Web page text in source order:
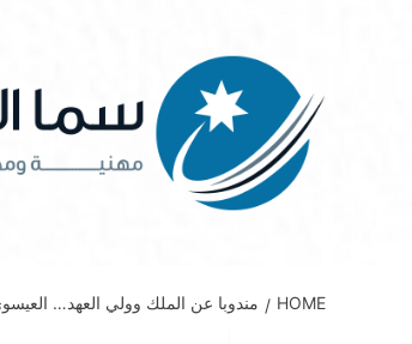
HOME مندوبا عن الملك وولي العهد…